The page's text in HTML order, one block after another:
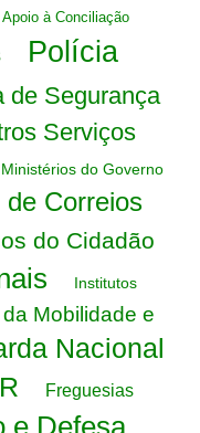
à Conciliação
Polícia
de Segurança
Serviços
Ministérios do Governo
Correios
do Cidadão
Institutos
Mobilidade e
Nacional
Freguesias
e Defesa